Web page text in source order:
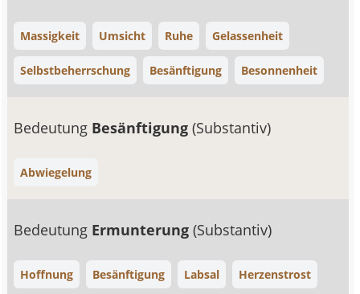
Massigkeit Umsicht Ruhe Gelassenheit
Selbstbeherrschung Besänftigung Besonnenheit
Bedeutung Besänftigung(Substantiv)
Abwiegelung
Bedeutung Ermunterung(Substantiv)
Hoffnung Besänftigung Labsal Herzenstrost